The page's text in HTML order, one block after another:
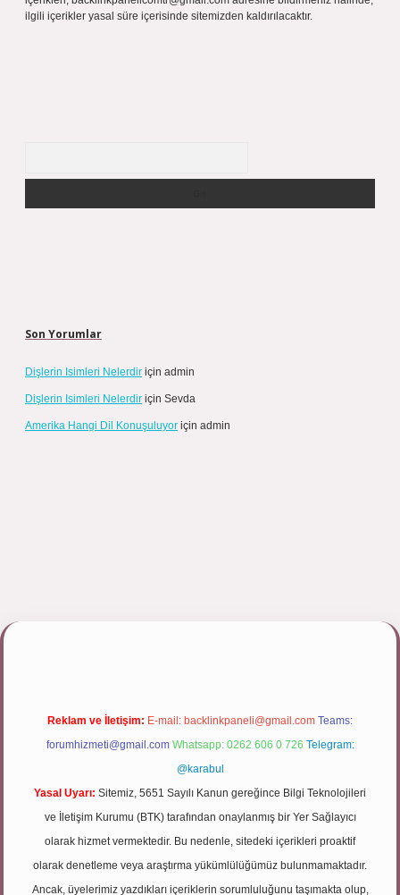
ilgili içerikler yasal süre içerisinde sitemizden kaldırılacaktır.
Son Yorumlar
Dişlerin Isimleri Nelerdir için admin
Dişlerin Isimleri Nelerdir için Sevda
Amerika Hangi Dil Konuşuluyor için admin
Reklam ve İletişim: E-mail: backlinkpaneli@gmail.com Teams:
forumhizmeti@gmail.com Whatsapp: 0262 606 0 726 Telegram:
@karabul
Yasal Uyarı: Sitemiz, 5651 Sayılı Kanun gereğince Bilgi Teknolojileri
ve İletişim Kurumu (BTK) tarafından onaylanmış bir Yer Sağlayıcı
olarak hizmet vermektedir. Bu nedenle, sitedeki içerikleri proaktif
olarak denetleme veya araştırma yükümlülüğümüz bulunmamaktadır.
Ancak, üyelerimiz yazdıkları içeriklerin sorumluluğunu taşımakta olup,